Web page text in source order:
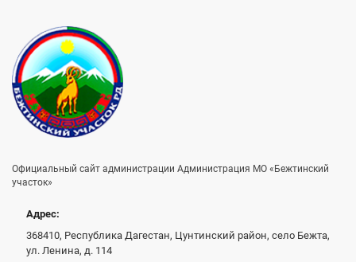
Официальный сайт администрации Администрация МО «Бежтинский
участок»
Адрес:
368410, Республика Дагестан, Цунтинский район, село Бежта,
ул. Ленина, д. 114